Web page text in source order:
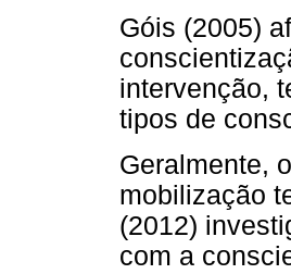
Góis (2005)
intervenção,
tipos de
Geralmente,
mobilização
(2012)
com a